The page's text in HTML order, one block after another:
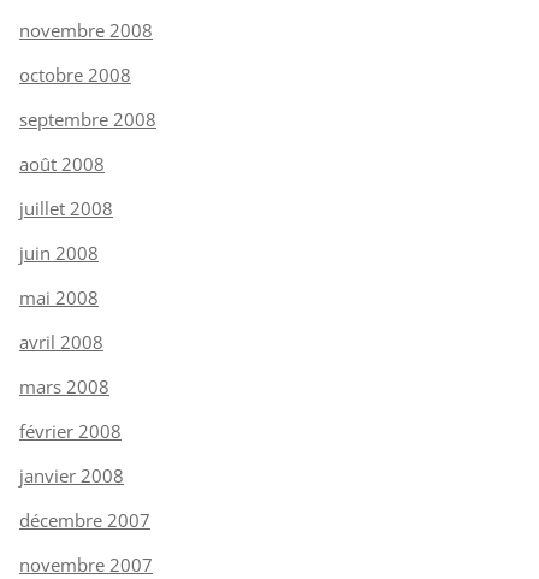
novembre 2008
octobre 2008
septembre 2008
août 2008
juillet 2008
juin 2008
mai 2008
avril 2008
mars 2008
février 2008
janvier 2008
décembre 2007
novembre 2007